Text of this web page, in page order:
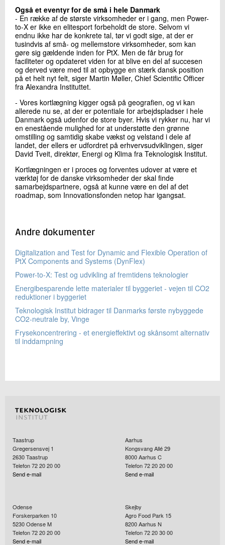
Også et eventyr for de små i hele Danmark
- En række af de største virksomheder er i gang, men Power-
to-X er ikke en elitesport forbeholdt de store. Selvom vi
endnu ikke har de konkrete tal, tør vi godt sige, at der er
tusindvis af små- og mellemstore virksomheder, som kan
gøre sig gældende inden for PtX. Men de får brug for
faciliteter og opdateret viden for at blive en del af succesen
og derved være med til at opbygge en stærk dansk position
på et helt nyt felt, siger Martin Møller, Chief Scientific Officer
fra Alexandra Instituttet.
- Vores kortlægning kigger også på geografien, og vi kan
allerede nu se, at der er potentiale for arbejdspladser i hele
Danmark også udenfor de store byer. Hvis vi rykker nu, har vi
en enestående mulighed for at understøtte den grønne
omstilling og samtidig skabe vækst og velstand i dele af
landet, der ellers er udfordret på erhvervsudviklingen, siger
David Tveit, direktør, Energi og Klima fra Teknologisk Institut.
Kortlægningen er i proces og forventes udover at være et
værktøj for de danske virksomheder der skal finde
samarbejdspartnere, også at kunne være en del af det
roadmap, som Innovationsfonden netop har igangsat.
Andre dokumenter
Digitalization and Test for Dynamic and Flexible Operation of
PtX Components and Systems (DynFlex)
Power-to-X: Test og udvikling af fremtidens teknologier
Energibesparende lette materialer til byggeriet - vejen til CO2
reduktioner i byggeriet
Teknologisk Institut bidrager til Danmarks første nybyggede
CO2-neutrale by, Vinge
Frysekoncentrering - et energieffektivt og skånsomt alternativ
til inddampning
Taastrup
Gregersensvej 1
2630Taastrup
Telefon 72 20 20 00
Send e-mail
Aarhus
Kongsvang Allé 29
8000Aarhus C
Telefon 72 20 20 00
Send e-mail
Odense
Forskerparken 10
5230Odense M
Telefon 72 20 20 00
Send e-mail
Skejby
Agro Food Park 15
8200Aarhus N
Telefon 72 20 30 00
Send e-mail